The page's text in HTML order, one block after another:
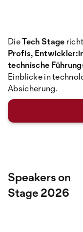
DieTech Stage
Profis,
technische
Einblicke in
Absicherung.
Speakers on
Stage 2026